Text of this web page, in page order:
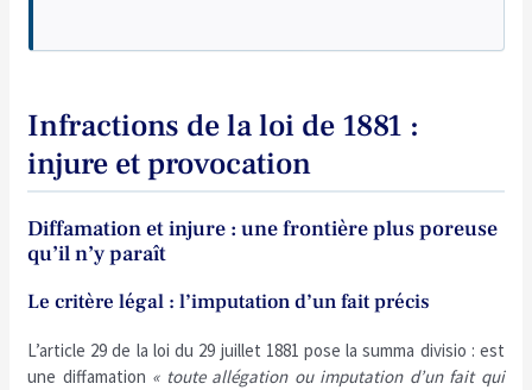
Infractions de la loi de 1881 :
injure et provocation
Diffamation et injure : une frontière plus poreuse
qu’il n’y paraît
Le critère légal : l’imputation d’un fait précis
L’article 29 de la loi du 29 juillet 1881 pose la summa divisio : est
une diffamation « toute allégation ou imputation d’un fait qui